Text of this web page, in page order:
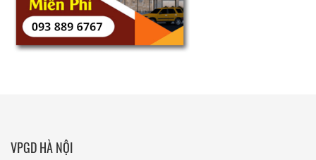
VPGD HÀ NỘI